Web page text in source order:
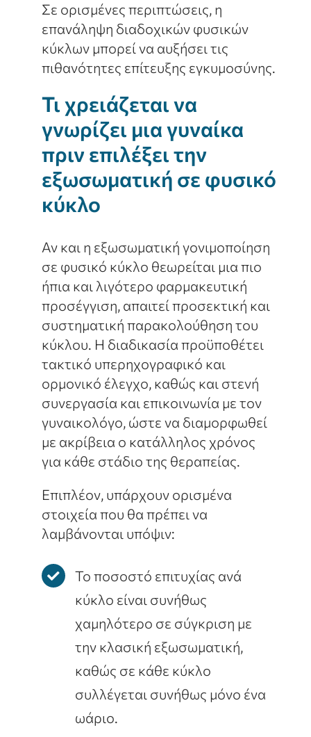
Σε ορισμένες περιπτώσεις, η
επανάληψη διαδοχικών φυσικών
κύκλων μπορεί να αυξήσει τις
πιθανότητες επίτευξης εγκυμοσύνης.
Τι χρειάζεται να
γνωρίζει μια γυναίκα
πριν επιλέξει την
εξωσωματική σε φυσικό
κύκλο
Αν και η εξωσωματική γονιμοποίηση
σε φυσικό κύκλο θεωρείται μια πιο
ήπια και λιγότερο φαρμακευτική
προσέγγιση, απαιτεί προσεκτική και
συστηματική παρακολούθηση του
κύκλου. Η διαδικασία προϋποθέτει
τακτικό υπερηχογραφικό και
ορμονικό έλεγχο, καθώς και στενή
συνεργασία και επικοινωνία με τον
γυναικολόγο, ώστε να διαμορφωθεί
με ακρίβεια ο κατάλληλος χρόνος
για κάθε στάδιο της θεραπείας.
Επιπλέον, υπάρχουν ορισμένα
στοιχεία που θα πρέπει να
λαμβάνονται υπόψιν:
Το ποσοστό επιτυχίας ανά
κύκλο είναι συνήθως
χαμηλότερο σε σύγκριση με
την κλασική εξωσωματική,
καθώς σε κάθε κύκλο
συλλέγεται συνήθως μόνο ένα
ωάριο.